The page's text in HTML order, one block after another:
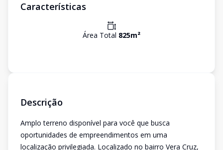
Características
Área Total 825m²
Descrição
Amplo terreno disponível para você que busca
oportunidades de empreendimentos em uma
localização privilegiada. Localizado no bairro Vera Cruz,